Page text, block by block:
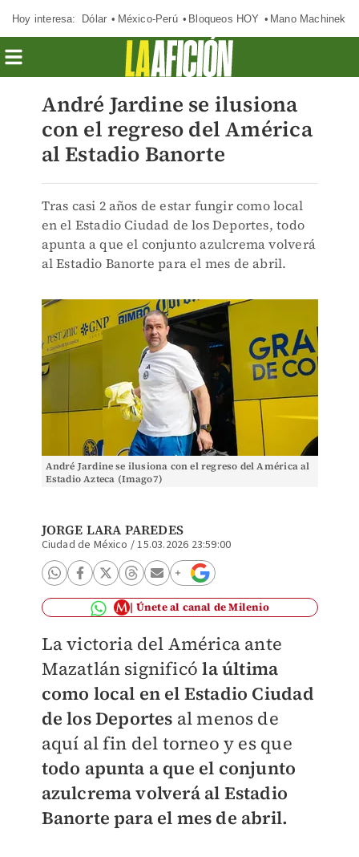
Hoy interesa: Dólar México-Perú Bloqueos HOY Mano Machinek
André Jardine se ilusiona
con el regreso del América
al Estadio Banorte
Tras casi 2 años de estar fungir como local
en el Estadio Ciudad de los Deportes, todo
apunta a que el conjunto azulcrema volverá
al Estadio Banorte para el mes de abril.
André Jardine se ilusiona con el regreso del América al
Estadio Azteca (Imago7)
JORGE LARA PAREDES
Ciudad de México /15.03.2026 23:59:00
Únete al canal de Milenio
La victoria del América ante
Mazatlán significóla última
como local en el Estadio Ciudad
de los Deportes al menos de
aquí al fin del torneo y es que
todo apunta a que el conjunto
azulcrema volverá al Estadio
Banorte para el mes de abril.